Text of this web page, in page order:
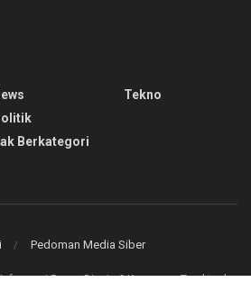
Berkategori
Tekno
Pedoman Media Siber
Pasar, Bisnis & Keuangan Teraktual